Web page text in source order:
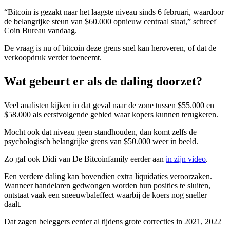
“Bitcoin is gezakt naar het laagste niveau sinds 6 februari, waardoor
de belangrijke steun van $60.000 opnieuw centraal staat,” schreef
Coin Bureau vandaag.
De vraag is nu of bitcoin deze grens snel kan heroveren, of dat de
verkoopdruk verder toeneemt.
Wat gebeurt er als de daling doorzet?
Veel analisten kijken in dat geval naar de zone tussen $55.000 en
$58.000 als eerstvolgende gebied waar kopers kunnen terugkeren.
Mocht ook dat niveau geen standhouden, dan komt zelfs de
psychologisch belangrijke grens van $50.000 weer in beeld.
Zo gaf ook Didi van De Bitcoinfamily eerder aan in zijn video.
Een verdere daling kan bovendien extra liquidaties veroorzaken.
Wanneer handelaren gedwongen worden hun posities te sluiten,
ontstaat vaak een sneeuwbaleffect waarbij de koers nog sneller
daalt.
Dat zagen beleggers eerder al tijdens grote correcties in 2021, 2022